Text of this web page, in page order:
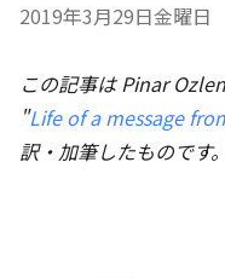
2019年3月29日金曜日
この記事は Pinar
"Life of a message
訳・加筆したものです